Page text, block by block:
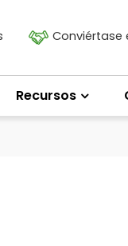
Conviértase
Recursos